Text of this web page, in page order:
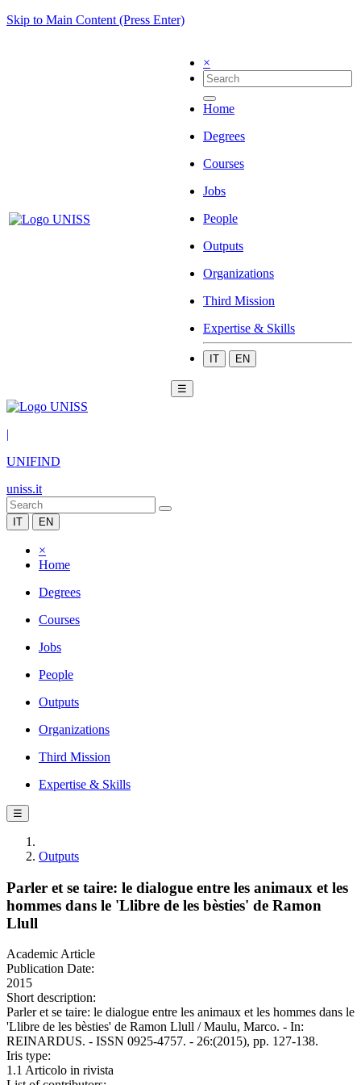
Skip to Main Content (Press Enter)
×
Home
Degrees
Courses
Jobs
People
Outputs
Organizations
Third Mission
Expertise & Skills
IT EN
☰
|
UNIFIND
uniss.it
IT EN
×
Home
Degrees
Courses
Jobs
People
Outputs
Organizations
Third Mission
Expertise & Skills
☰
Outputs
Parler et se taire: le dialogue entre les animaux et les
hommes dans le 'Llibre de les bèsties' de Ramon
Llull
Academic Article
Publication Date:
2015
Short description:
Parler et se taire: le dialogue entre les animaux et les hommes dans le
'Llibre de les bèsties' de Ramon Llull / Maulu, Marco. - In:
REINARDUS. - ISSN 0925-4757. - 26:(2015), pp. 127-138.
Iris type:
1.1 Articolo in rivista